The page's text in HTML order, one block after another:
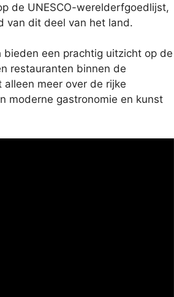
de UNESCO-werelderfgoedlijst,
van dit deel van het land.
een prachtig uitzicht op de
restauranten binnen de
meer over de rijke
moderne gastronomie en kunst